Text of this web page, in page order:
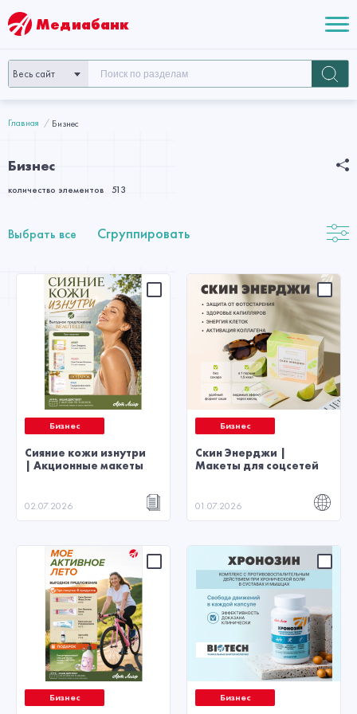
Медиабанк
Весь сайт
Главная Бизнес
Бизнес
количество элементов 513
Выбрать все Сгруппировать
Бизнес
Сияние кожи изнутри
| Акционные макеты
02.07.2026
Бизнес
Скин Энерджи |
Макеты для соцсетей
01.07.2026
Бизнес Бизнес